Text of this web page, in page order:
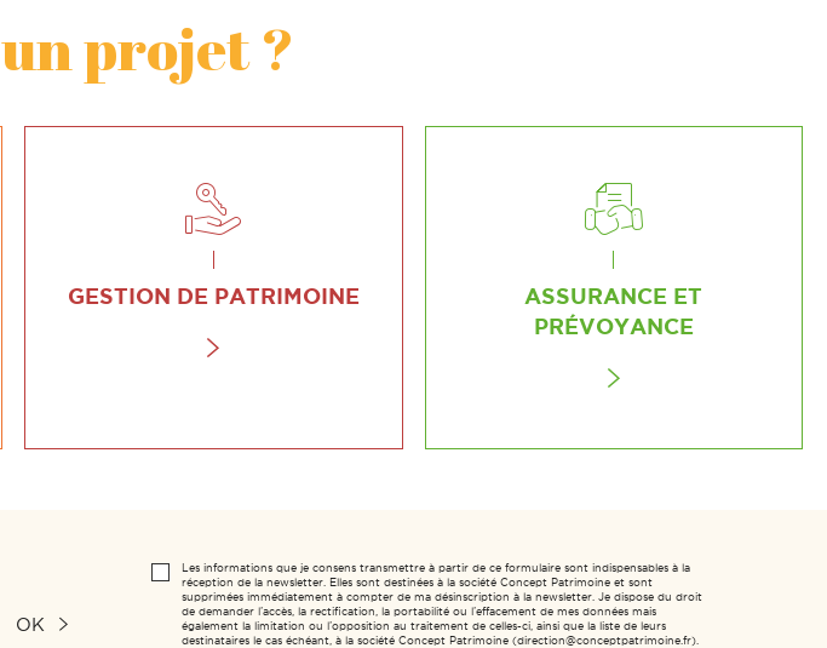
un projet ?
GESTION DE PATRIMOINE
ASSURANCE ET
PRÉVOYANCE
OK
Les informations que je consens transmettre à partir de ce formulaire sont indispensables à la
réception de la newsletter. Elles sont destinées à la société Concept Patrimoine et sont
supprimées immédiatement à compter de ma désinscription à la newsletter. Je dispose du droit
de demander l’accès, la rectification, la portabilité ou l’effacement de mes données mais
également la limitation ou l’opposition au traitement de celles-ci, ainsi que la liste de leurs
destinataires le cas échéant, à la société Concept Patrimoine (direction@conceptpatrimoine.fr).